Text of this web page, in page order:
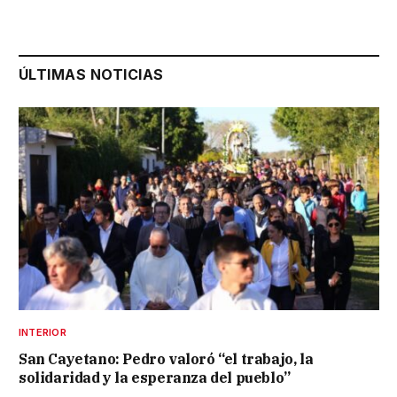
ÚLTIMAS NOTICIAS
INTERIOR
San Cayetano: Pedro valoró “el trabajo, la
solidaridad y la esperanza del pueblo”